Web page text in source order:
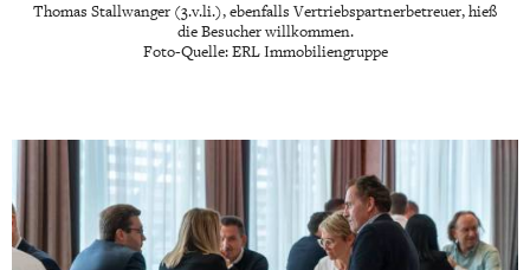
Thomas Stallwanger (3.v.li.), ebenfalls Vertriebspartnerbetreuer, hieß
die Besucher willkommen.
Foto-Quelle: ERL Immobiliengruppe